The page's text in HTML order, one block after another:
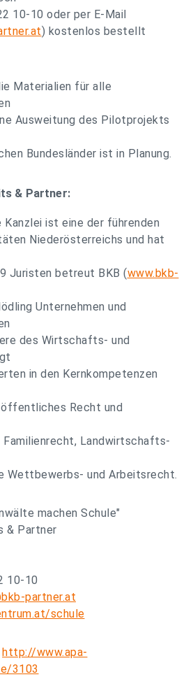
10-10 oder per E-Mail
) kostenlos bestellt
Materialien für alle
Ausweitung des Pilotprojekts
Bundesländer ist in Planung.
& Partner:
Kanzlei ist eine der führenden
Niederösterreichs und hat
Juristen betreut BKB (www.bkb-
Unternehmen und
des Wirtschafts- und
in den Kernkompetenzen
Recht und
Landwirtschafts-
Wettbewerbs- und Arbeitsrecht.
machen Schule"
& Partner
10-10
partner.at
schule
http://www.apa-
3103